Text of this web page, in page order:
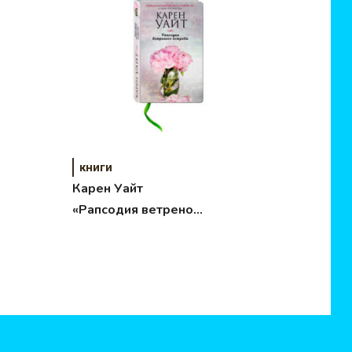
книги
Карен Уайт
«Рапсодия ветреного